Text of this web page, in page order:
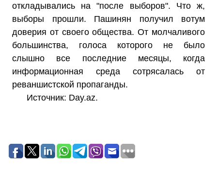
откладывались на "после выборов". Что ж,
выборы прошли. Пашинян получил вотум
доверия от своего общества. От молчаливого
большинства, голоса которого не было
слышно все последние месяцы, когда
информационная среда сотрясалась от
реваншистской пропаганды.
Источник: Day.az.